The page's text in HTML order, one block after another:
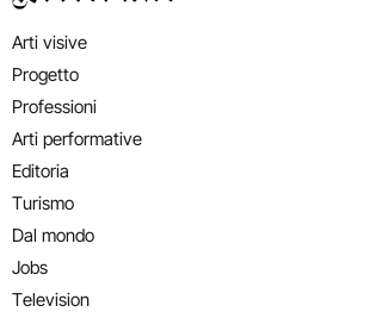
Arti visive
Progetto
Professioni
Arti performative
Editoria
Turismo
Dal mondo
Jobs
Television